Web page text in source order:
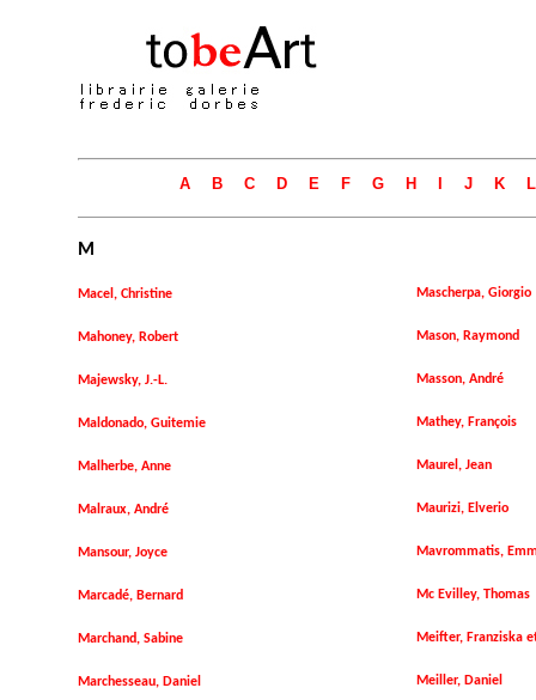
A B C D E F G H J K L
M
Macel, Christine
Mahoney, Robert
Majewsky, J.-L.
Maldonado, Guitemie
Malherbe, Anne
Malraux, André
Mansour, Joyce
Marcadé, Bernard
Marchand, Sabine
Marchesseau, Daniel
Mascherpa, Giorgio
Mason, Raymond
Masson, André
Mathey, François
Maurel, Jean
Maurizi, Elverio
Mavrommatis,
Mc Evilley, Thomas
Meifter, Franziska
Meiller, Daniel